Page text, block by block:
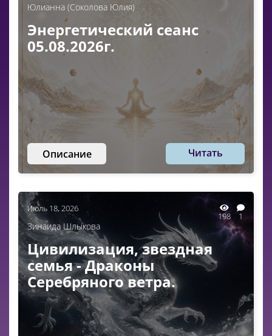
Юлианна (Соколова Юлия)
Энергетический сеанс
05.08.2026г.
Описание Читать
Июль 18, 2026
198 1
Зинаида Шлыкова
Цивилизация, звездная
семья - Драконы
Серебряного ветра.